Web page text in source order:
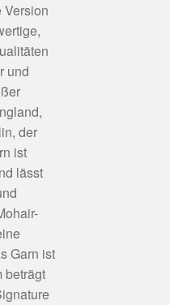
Version
und
der
ist
lässt
Garn ist
beträgt